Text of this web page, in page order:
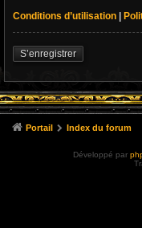
Conditions d’utilisation |
S’enregistrer
Portail Index du forum
Développé par